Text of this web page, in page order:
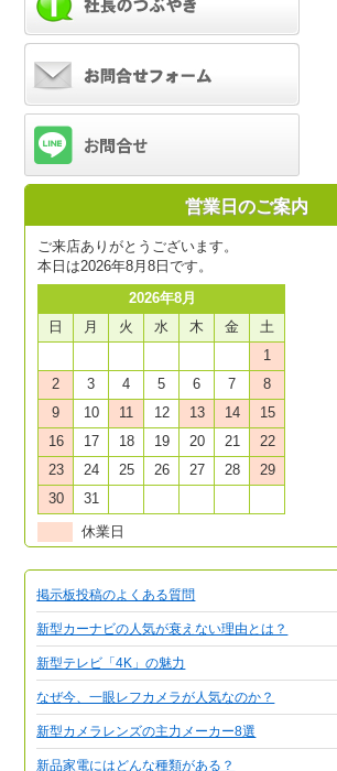
営業日のご案内
ご来店ありがとうございます。
本日は2026年8月8日です。
2026年8月
日
月 火 水 木 金
土
1
2
3 4 5 6 7
8
9
10 11 12 13 14
15
16
17 18 19 20 21
22
23
24 25 26 27 28
29
30
31
休業日
掲示板投稿のよくある質問
新型カーナビの人気が衰えない理由とは？
新型テレビ「4K」の魅力
なぜ今、一眼レフカメラが人気なのか？
新型カメラレンズの主力メーカー8選
新品家電にはどんな種類がある？